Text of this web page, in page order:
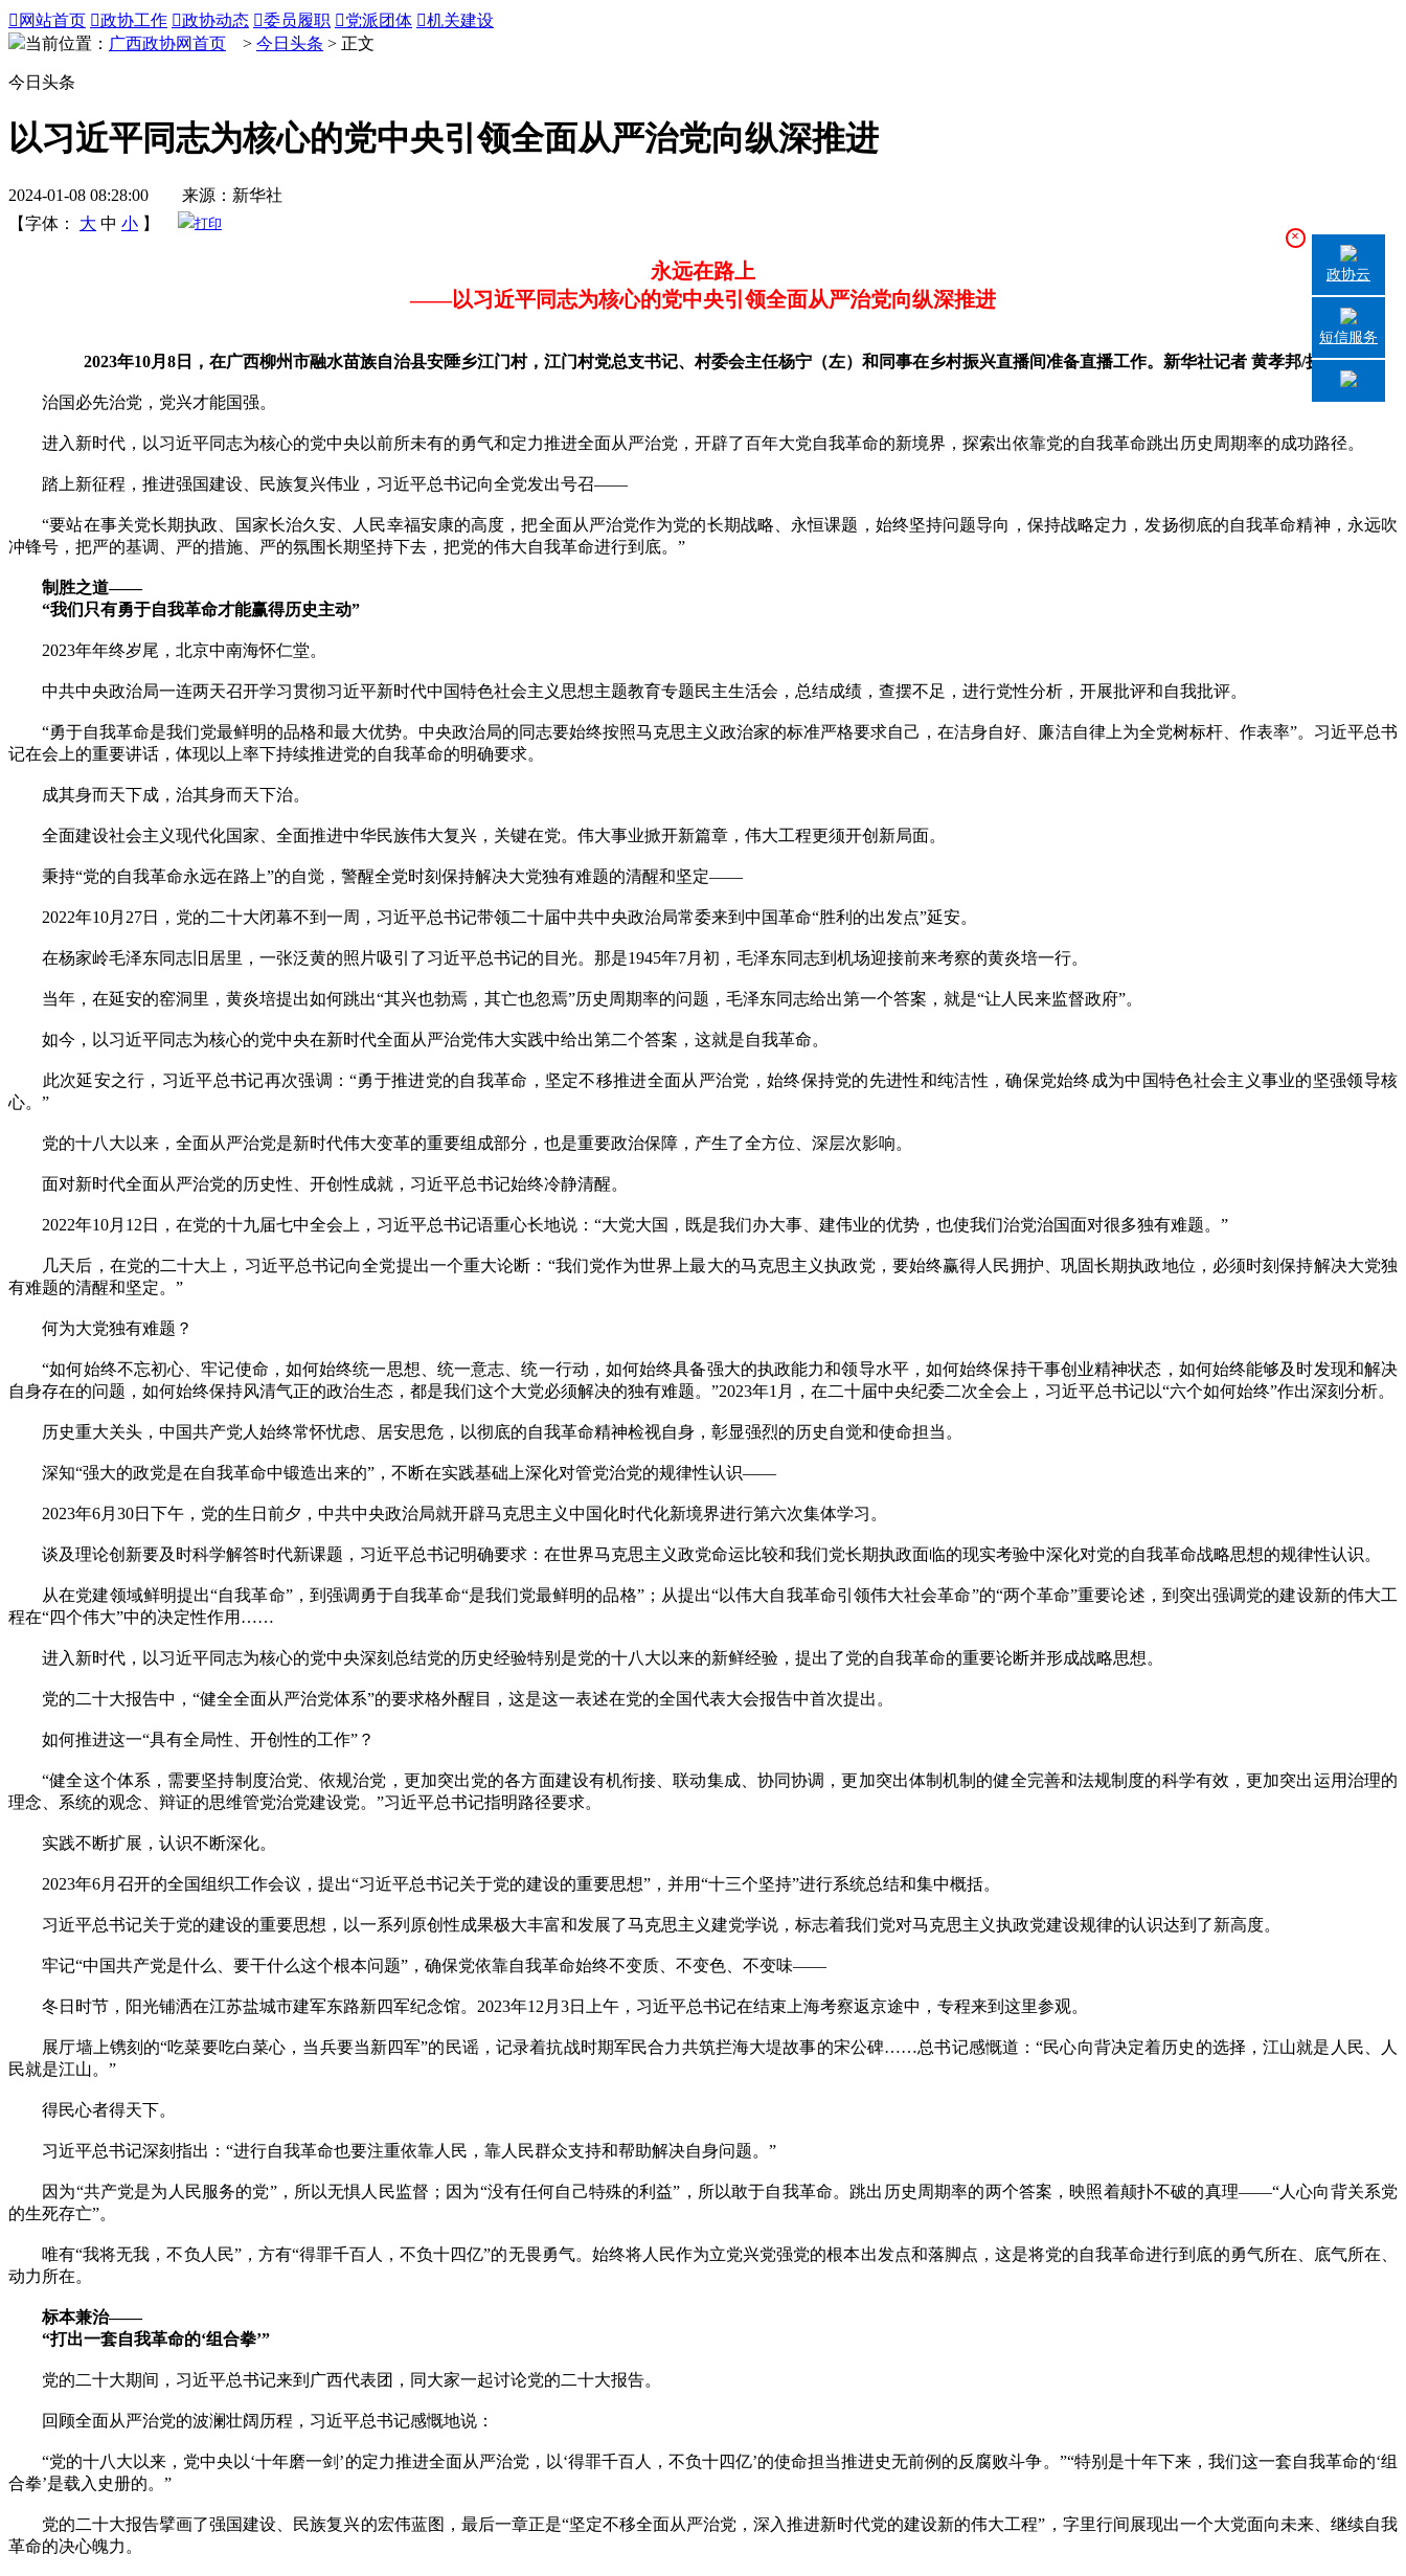
 网站首页 政协工作 政协动态 委员履职 党派团体 机关建设
当前位置： 广西政协网首页 > 今日头条 > 正文
今日头条
以习近平同志为核心的党中央引领全面从严治党向纵深推进
2024-01-08 08:28:00 来源：新华社
【字体：
大 中 小 】 打印
永远在路上
——以习近平同志为核心的党中央引领全面从严治党向纵深推进
2023年10月8日，在广西柳州市融水苗族自治县安陲乡江门村，江门村党总支书记、村委会主任杨宁（左）和同事在乡村振兴直播间准备直播工作。新华社记者 黄孝邦/摄
治国必先治党，党兴才能国强。
进入新时代，以习近平同志为核心的党中央以前所未有的勇气和定力推进全面从严治党，开辟了百年大党自我革命的新境界，探索出依靠党的自我革命跳出历史周期率的成功路径。
踏上新征程，推进强国建设、民族复兴伟业，习近平总书记向全党发出号召——
“要站在事关党长期执政、国家长治久安、人民幸福安康的高度，把全面从严治党作为党的长期战略、永恒课题，始终坚持问题导向，保持战略定力，发扬彻底的自我革命精神，永远吹
冲锋号，把严的基调、严的措施、严的氛围长期坚持下去，把党的伟大自我革命进行到底。”
制胜之道——
“我们只有勇于自我革命才能赢得历史主动”
2023年年终岁尾，北京中南海怀仁堂。
中共中央政治局一连两天召开学习贯彻习近平新时代中国特色社会主义思想主题教育专题民主生活会，总结成绩，查摆不足，进行党性分析，开展批评和自我批评。
“勇于自我革命是我们党最鲜明的品格和最大优势。中央政治局的同志要始终按照马克思主义政治家的标准严格要求自己，在洁身自好、廉洁自律上为全党树标杆、作表率”。习近平总书
记在会上的重要讲话，体现以上率下持续推进党的自我革命的明确要求。
成其身而天下成，治其身而天下治。
全面建设社会主义现代化国家、全面推进中华民族伟大复兴，关键在党。伟大事业掀开新篇章，伟大工程更须开创新局面。
秉持“党的自我革命永远在路上”的自觉，警醒全党时刻保持解决大党独有难题的清醒和坚定——
2022年10月27日，党的二十大闭幕不到一周，习近平总书记带领二十届中共中央政治局常委来到中国革命“胜利的出发点”延安。
在杨家岭毛泽东同志旧居里，一张泛黄的照片吸引了习近平总书记的目光。那是1945年7月初，毛泽东同志到机场迎接前来考察的黄炎培一行。
当年，在延安的窑洞里，黄炎培提出如何跳出“其兴也勃焉，其亡也忽焉”历史周期率的问题，毛泽东同志给出第一个答案，就是“让人民来监督政府”。
如今，以习近平同志为核心的党中央在新时代全面从严治党伟大实践中给出第二个答案，这就是自我革命。
此次延安之行，习近平总书记再次强调：“勇于推进党的自我革命，坚定不移推进全面从严治党，始终保持党的先进性和纯洁性，确保党始终成为中国特色社会主义事业的坚强领导核
心。”
党的十八大以来，全面从严治党是新时代伟大变革的重要组成部分，也是重要政治保障，产生了全方位、深层次影响。
面对新时代全面从严治党的历史性、开创性成就，习近平总书记始终冷静清醒。
2022年10月12日，在党的十九届七中全会上，习近平总书记语重心长地说：“大党大国，既是我们办大事、建伟业的优势，也使我们治党治国面对很多独有难题。”
几天后，在党的二十大上，习近平总书记向全党提出一个重大论断：“我们党作为世界上最大的马克思主义执政党，要始终赢得人民拥护、巩固长期执政地位，必须时刻保持解决大党独
有难题的清醒和坚定。”
何为大党独有难题？
“如何始终不忘初心、牢记使命，如何始终统一思想、统一意志、统一行动，如何始终具备强大的执政能力和领导水平，如何始终保持干事创业精神状态，如何始终能够及时发现和解决
自身存在的问题，如何始终保持风清气正的政治生态，都是我们这个大党必须解决的独有难题。”2023年1月，在二十届中央纪委二次全会上，习近平总书记以“六个如何始终”作出深刻分析。
历史重大关头，中国共产党人始终常怀忧虑、居安思危，以彻底的自我革命精神检视自身，彰显强烈的历史自觉和使命担当。
深知“强大的政党是在自我革命中锻造出来的”，不断在实践基础上深化对管党治党的规律性认识——
2023年6月30日下午，党的生日前夕，中共中央政治局就开辟马克思主义中国化时代化新境界进行第六次集体学习。
谈及理论创新要及时科学解答时代新课题，习近平总书记明确要求：在世界马克思主义政党命运比较和我们党长期执政面临的现实考验中深化对党的自我革命战略思想的规律性认识。
从在党建领域鲜明提出“自我革命”，到强调勇于自我革命“是我们党最鲜明的品格”；从提出“以伟大自我革命引领伟大社会革命”的“两个革命”重要论述，到突出强调党的建设新的伟大工
程在“四个伟大”中的决定性作用……
进入新时代，以习近平同志为核心的党中央深刻总结党的历史经验特别是党的十八大以来的新鲜经验，提出了党的自我革命的重要论断并形成战略思想。
党的二十大报告中，“健全全面从严治党体系”的要求格外醒目，这是这一表述在党的全国代表大会报告中首次提出。
如何推进这一“具有全局性、开创性的工作”？
“健全这个体系，需要坚持制度治党、依规治党，更加突出党的各方面建设有机衔接、联动集成、协同协调，更加突出体制机制的健全完善和法规制度的科学有效，更加突出运用治理的
理念、系统的观念、辩证的思维管党治党建设党。”习近平总书记指明路径要求。
实践不断扩展，认识不断深化。
2023年6月召开的全国组织工作会议，提出“习近平总书记关于党的建设的重要思想”，并用“十三个坚持”进行系统总结和集中概括。
习近平总书记关于党的建设的重要思想，以一系列原创性成果极大丰富和发展了马克思主义建党学说，标志着我们党对马克思主义执政党建设规律的认识达到了新高度。
牢记“中国共产党是什么、要干什么这个根本问题”，确保党依靠自我革命始终不变质、不变色、不变味——
冬日时节，阳光铺洒在江苏盐城市建军东路新四军纪念馆。2023年12月3日上午，习近平总书记在结束上海考察返京途中，专程来到这里参观。
展厅墙上镌刻的“吃菜要吃白菜心，当兵要当新四军”的民谣，记录着抗战时期军民合力共筑拦海大堤故事的宋公碑……总书记感慨道：“民心向背决定着历史的选择，江山就是人民、人
民就是江山。”
得民心者得天下。
习近平总书记深刻指出：“进行自我革命也要注重依靠人民，靠人民群众支持和帮助解决自身问题。”
因为“共产党是为人民服务的党”，所以无惧人民监督；因为“没有任何自己特殊的利益”，所以敢于自我革命。跳出历史周期率的两个答案，映照着颠扑不破的真理——“人心向背关系党
的生死存亡”。
唯有“我将无我，不负人民”，方有“得罪千百人，不负十四亿”的无畏勇气。始终将人民作为立党兴党强党的根本出发点和落脚点，这是将党的自我革命进行到底的勇气所在、底气所在、
动力所在。
标本兼治——
“打出一套自我革命的‘组合拳’”
党的二十大期间，习近平总书记来到广西代表团，同大家一起讨论党的二十大报告。
回顾全面从严治党的波澜壮阔历程，习近平总书记感慨地说：
“党的十八大以来，党中央以‘十年磨一剑’的定力推进全面从严治党，以‘得罪千百人，不负十四亿’的使命担当推进史无前例的反腐败斗争。”“特别是十年下来，我们这一套自我革命的‘组
合拳’是载入史册的。”
党的二十大报告擘画了强国建设、民族复兴的宏伟蓝图，最后一章正是“坚定不移全面从严治党，深入推进新时代党的建设新的伟大工程”，字里行间展现出一个大党面向未来、继续自我
革命的决心魄力。
×
政协云
短信服务